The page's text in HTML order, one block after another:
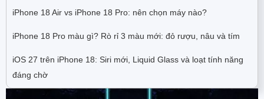
iPhone 18 Air vs iPhone 18 Pro: nên chọn máy nào?
iPhone 18 Pro màu gì? Rò rỉ 3 màu mới: đỏ rượu, nâu và tím
iOS 27 trên iPhone 18: Siri mới, Liquid Glass và loạt tính năng
đáng chờ